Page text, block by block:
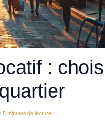
:
/ 5 minutes de lecture